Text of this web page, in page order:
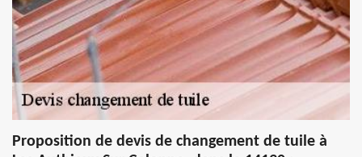
Proposition de devis de changement de tuile à